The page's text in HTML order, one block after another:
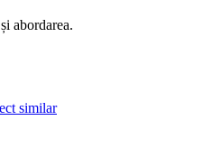
abordarea.
similar